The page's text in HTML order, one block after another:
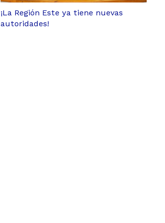
¡La Región Este ya tiene nuevas
autoridades!